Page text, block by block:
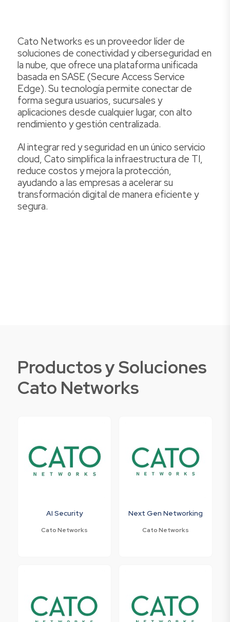
Cato Networks es un proveedor líder de
soluciones de conectividad y ciberseguridad en
la nube, que ofrece una plataforma unificada
basada en SASE (Secure Access Service
Edge). Su tecnología permite conectar de
forma segura usuarios, sucursales y
aplicaciones desde cualquier lugar, con alto
rendimiento y gestión centralizada.
Al integrar red y seguridad en un único servicio
cloud, Cato simplifica la infraestructura de TI,
reduce costos y mejora la protección,
ayudando a las empresas a acelerar su
transformación digital de manera eficiente y
segura.
Productos y Soluciones
Cato Networks
AI Security
Cato Networks
Next Gen Networking
Cato Networks